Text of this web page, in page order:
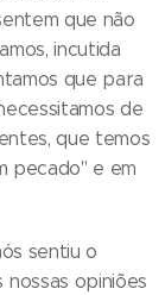
que não
incutida
que para
de
que temos
pecado" e em
sentiu o
opiniões